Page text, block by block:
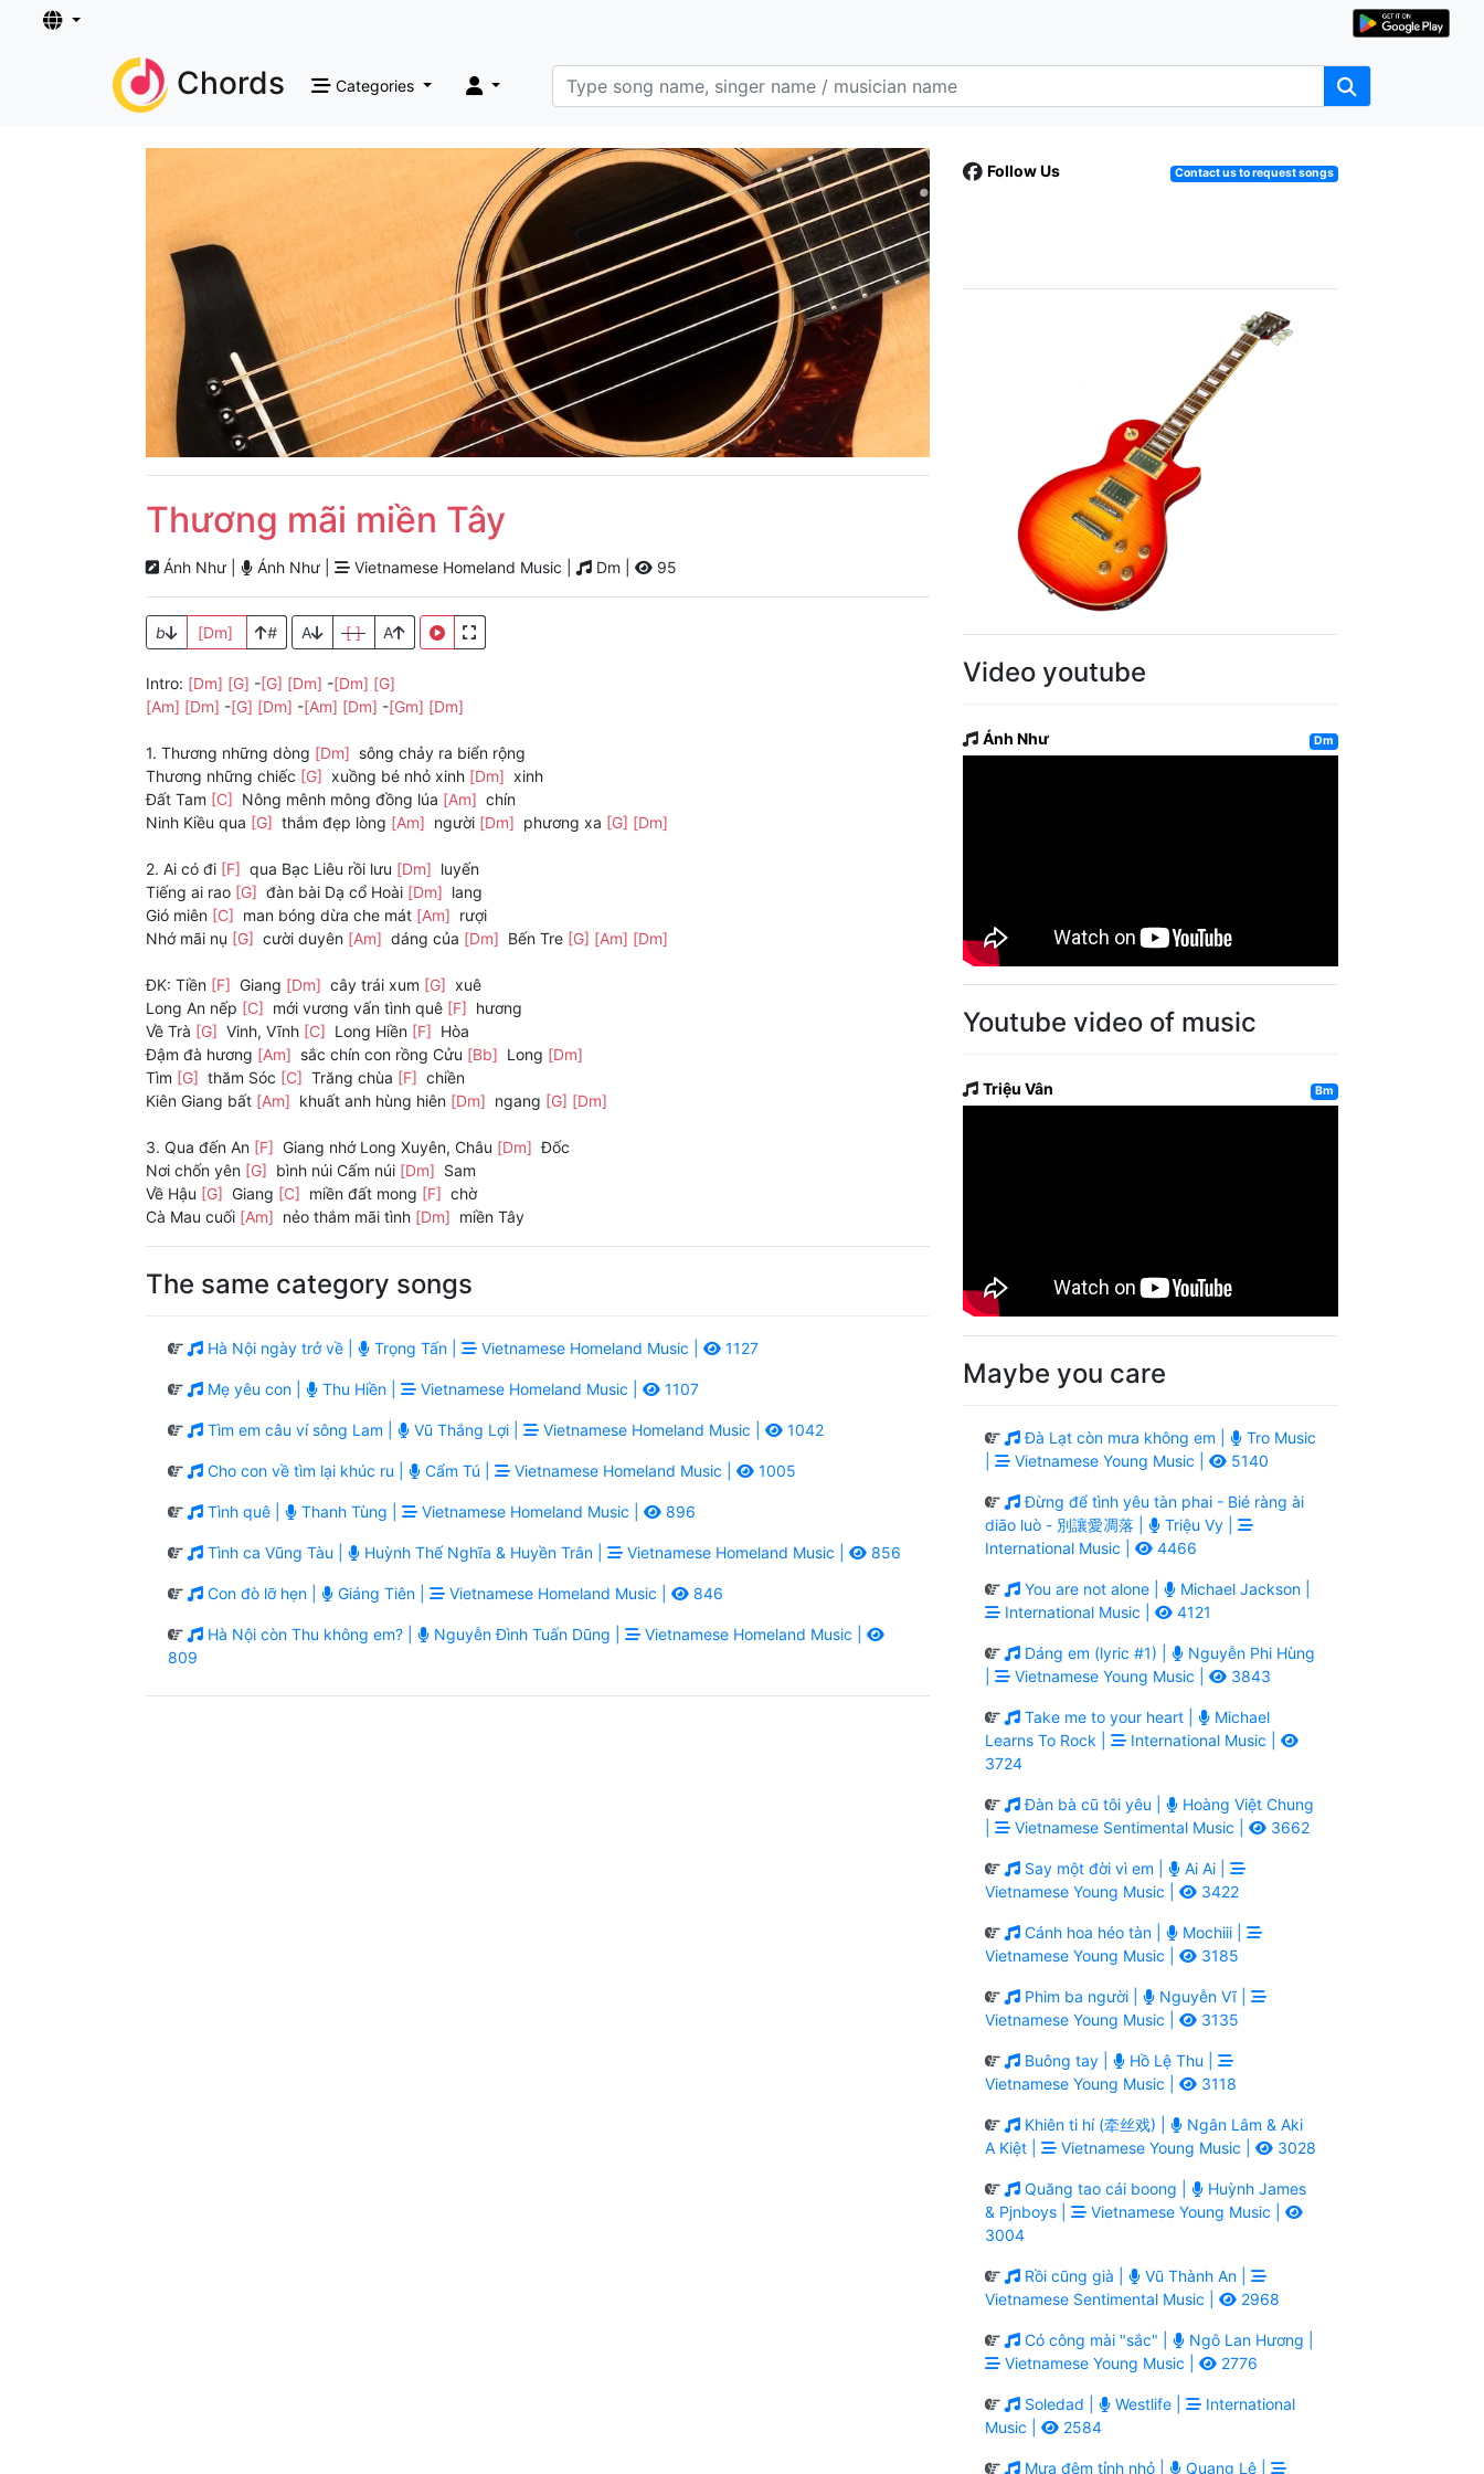
Chords Categories
Thương mãi miền Tây
Ánh Như | Ánh Như | Vietnamese Homeland Music | Dm | 95
b [Dm] # A [ ] A
Intro: [Dm] [G] -[G] [Dm] -[Dm] [G]
[Am] [Dm] -[G] [Dm] -[Am] [Dm] -[Gm] [Dm]
1. Thương những dòng [Dm] sông chảy ra biển rộng
Thương những chiếc [G] xuồng bé nhỏ xinh [Dm] xinh
Đất Tam [C] Nông mênh mông đồng lúa [Am] chín
Ninh Kiều qua [G] thắm đẹp lòng [Am] người [Dm] phương xa [G] [Dm]
2. Ai có đi [F] qua Bạc Liêu rồi lưu [Dm] luyến
Tiếng ai rao [G] đàn bài Dạ cổ Hoài [Dm] lang
Gió miên [C] man bóng dừa che mát [Am] rượi
Nhớ mãi nụ [G] cười duyên [Am] dáng của [Dm] Bến Tre [G] [Am] [Dm]
ĐK: Tiền [F] Giang [Dm] cây trái xum [G] xuê
Long An nếp [C] mới vương vấn tình quê [F] hương
Về Trà [G] Vinh, Vĩnh [C] Long Hiền [F] Hòa
Đậm đà hương [Am] sắc chín con rồng Cửu [Bb] Long [Dm]
Tìm [G] thăm Sóc [C] Trăng chùa [F] chiền
Kiên Giang bất [Am] khuất anh hùng hiên [Dm] ngang [G] [Dm]
3. Qua đến An [F] Giang nhớ Long Xuyên, Châu [Dm] Đốc
Nơi chốn yên [G] bình núi Cấm núi [Dm] Sam
Về Hậu [G] Giang [C] miền đất mong [F] chờ
Cà Mau cuối [Am] nẻo thắm mãi tình [Dm] miền Tây
The same category songs
Hà Nội ngày trở về | Trọng Tấn | Vietnamese Homeland Music | 1127
Mẹ yêu con | Thu Hiền | Vietnamese Homeland Music | 1107
Tìm em câu ví sông Lam | Vũ Thắng Lợi | Vietnamese Homeland Music | 1042
Cho con về tìm lại khúc ru | Cẩm Tú | Vietnamese Homeland Music | 1005
Tình quê | Thanh Tùng | Vietnamese Homeland Music | 896
Tình ca Vũng Tàu | Huỳnh Thế Nghĩa & Huyền Trân | Vietnamese Homeland Music | 856
Con đò lỡ hẹn | Giáng Tiên | Vietnamese Homeland Music | 846
Hà Nội còn Thu không em? | Nguyễn Đình Tuấn Dũng |
Vietnamese Homeland Music |
809
Follow Us Contact us to request songs
Video youtube
Ánh Như Dm
Youtube video of music
Triệu Vân Bm
Maybe you care
Đà Lạt còn mưa không em |
Tro Music
Vietnamese Young Music | 5140
Đừng để tình yêu tàn phai - Bié ràng ài
diāo luò - 別讓愛凋落 |
Triệu Vy |
International Music |
4466
You are not alone |
Michael Jackson |
International Music |
4121
Dáng em (lyric #1) |
Nguyễn Phi Hùng
Vietnamese Young Music | 3843
Take me to your heart |
Michael
Learns To Rock |
International Music |
3724
Đàn bà cũ tôi yêu |
Hoàng Việt Chung
Vietnamese Sentimental Music | 3662
Say một đời vì em |
Ai Ai |
Vietnamese Young Music |
3422
Cánh hoa héo tàn |
Mochiii |
Vietnamese Young Music |
3185
Phim ba người |
Nguyễn Vĩ |
Vietnamese Young Music |
3135
Buông tay |
Hồ Lệ Thu |
Vietnamese Young Music |
3118
Khiên ti hí (牵丝戏) |
Ngân Lâm & Aki
A Kiệt |
Vietnamese Young Music | 3028
Quăng tao cái boong |
Huỳnh James
& Pjnboys |
Vietnamese Young Music |
3004
Rồi cũng già |
Vũ Thành An |
Vietnamese Sentimental Music |
2968
Có công mài "sắc" |
Ngô Lan Hương |
Vietnamese Young Music |
2776
Soledad | Westlife |
International
Music |
2584
Mưa đêm tỉnh nhỏ | Quang Lê |